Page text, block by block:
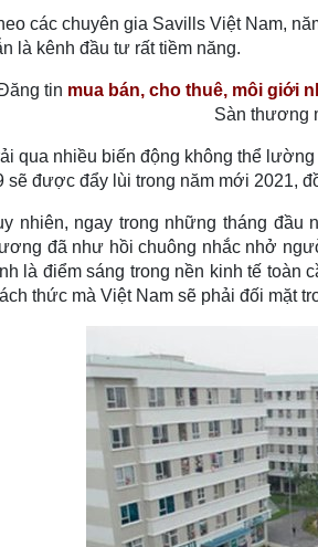
các chuyên gia Savills Việt Nam,
là kênh đầu tư rất tiềm năng.
tin mua bán, cho thuê, môi giới
Sàn thương
qua nhiều biến động không thể
sẽ được đẩy lùi trong năm mới 2021,
nhiên, ngay trong những tháng đầu
đã như hồi chuông nhắc nhở
là điểm sáng trong nền kinh tế toàn
thức mà Việt Nam sẽ phải đối mặt